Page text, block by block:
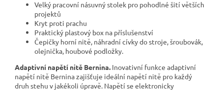
Velký pracovní násuvný stolek pro pohodlné šití větších
projektů
Kryt proti prachu
Praktický plastový box na příslušenství
Čepičky horní nitě, náhradní cívky do stroje, šroubovák,
olejnička, houbové podložky.
Adaptivní napětí nitě Bernina. Inovativní funkce adaptivní
napětí nitě Bernina zajišťuje ideální napětí nitě pro každý
druh stehu v jakékoli úpravě. Napětí se elektronicky